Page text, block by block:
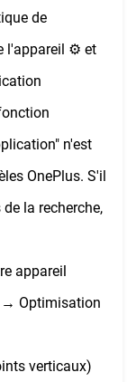
de
l'appareil ⚙︎ et
n'est
OnePlus. S'il
la recherche,
appareil
→ Optimisation
verticaux)